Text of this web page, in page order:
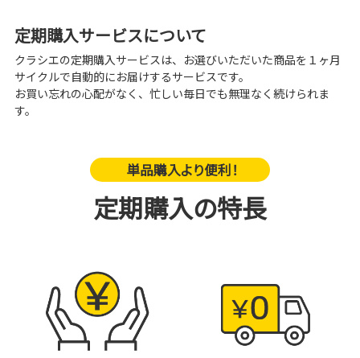
定期購入サービスについて
クラシエの定期購入サービスは、お選びいただいた商品を１ヶ月
サイクルで自動的にお届けするサービスです。
お買い忘れの心配がなく、忙しい毎日でも無理なく続けられま
す。
単品購入より便利！
定期購入の特長